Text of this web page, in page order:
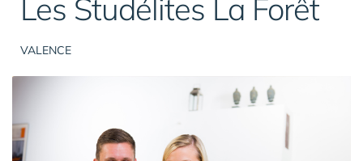
Les Studélites La Forêt
VALENCE